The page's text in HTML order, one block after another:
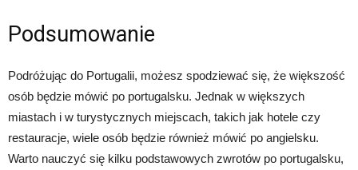
Podsumowanie
Podróżując do Portugalii, możesz spodziewać się, że większość
osób będzie mówić po portugalsku. Jednak w większych
miastach i w turystycznych miejscach, takich jak hotele czy
restauracje, wiele osób będzie również mówić po angielsku.
Warto nauczyć się kilku podstawowych zwrotów po portugalsku,